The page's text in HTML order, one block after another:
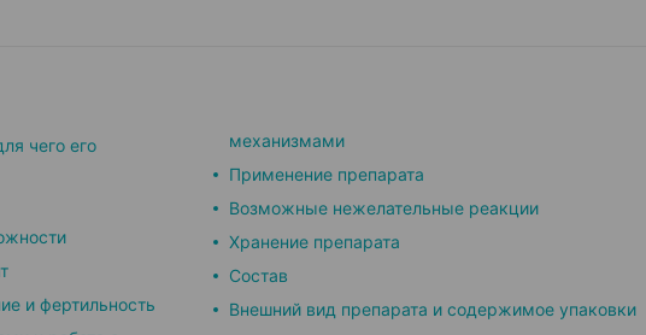
чего его
и фертильность
механизмами
Применение препарата
Возможные нежелательные реакции
Хранение препарата
Состав
Внешний вид препарата и содержимое упаковки